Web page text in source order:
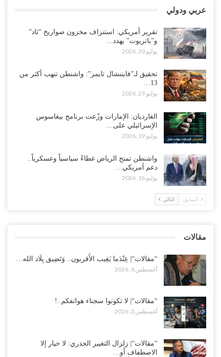
الانهيار الخدمي..!
أغسطس 3, 2026
“مقالات“| لا تكونوا سجناء هواتفكم..!
أغسطس 3, 2026
“حضرموت“| بعد اقتحام منزل شيخ بارز.. قبائل الصحراء اليمنية تبدأ
احتشاداً على الحدود السعودية..!
وسط غضبٍ جنوباً.. دعوات لإغلاق مطرح فدغم مع تحوله من معسكر
للتجنيد إلى ساحة لتصفية قادة التحالف..!
“تعز“| مع اقتراب إعادة الهيكلة السعودية.. سباق بين طارق والإصلاح
لإشعال حرب..!
أغسطس 2, 2026
أغسطس 2, 2026
عربي ودولي
تقرير أمريكي: استنزاف مخزون صواريخ “ثاد”
و”باتريوت” يهدد…
يوليو 30, 2026
تحقيق لـ”فايننشال تايمز”: واشنطن تنهب أكثر من
13…
يوليو 23, 2026
الغارديان: الإمارات وزّعت برنامج بيغاسوس
الإسرائيلي على…
يوليو 19, 2026
واشنطن تمنح الرياض غطاءً سياسياً وعسكرياً..
دعم أمريكي…
يوليو 16, 2026
السابق التالي
مقالات
“مقالات“| عِنْدَما يَغِيب الأَقربون.. وَتَضِيق بِلَاد الله…
أغسطس 4, 2026
“مقالات“| لا تكونوا سجناء هواتفكم..!
أغسطس 3, 2026
“مقالات“| زلزال التغيير الجذري: لا خيار إلا
الاصطفاف أو…